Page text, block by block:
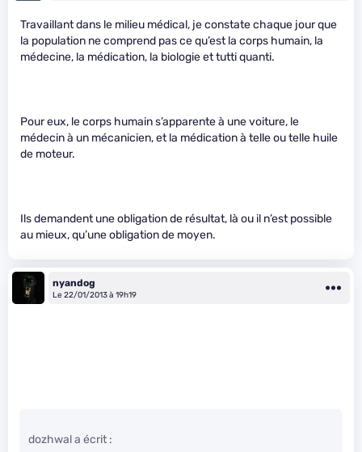
Travaillant dans le milieu médical, je constate chaque jour que
la population ne comprend pas ce qu’est la corps humain, la
médecine, la médication, la biologie et tutti quanti.
Pour eux, le corps humain s’apparente à une voiture, le
médecin à un mécanicien, et la médication à telle ou telle huile
de moteur.
Ils demandent une obligation de résultat, là ou il n’est possible
au mieux, qu’une obligation de moyen.
nyandog
Le 22/01/2013 à 19h19
dozhwal a écrit :